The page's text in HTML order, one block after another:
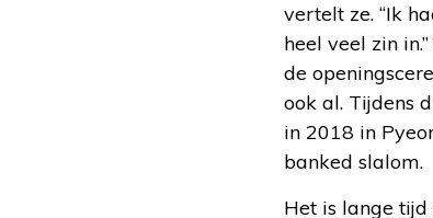
vertelt ze. “Ik
heel veel zin
de
ook al. Tijdens
in 2018 in
banked slalom.
Het is lange